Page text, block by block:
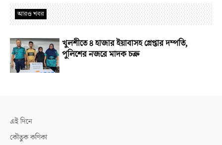
আরও খবর
খুলশীতে ৪ হাজার ইয়াবাসহ গ্রেপ্তার দম্পতি,
পুলিশের নজরে মাদক চক্র
এই দিনে
কৌতুক কণিকা